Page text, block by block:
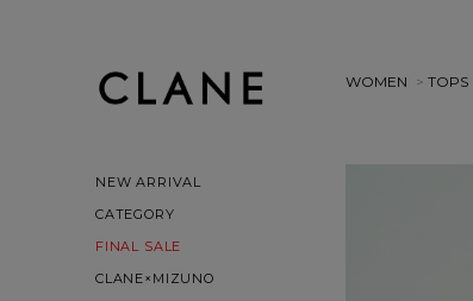
NEW ARRIVAL
CATEGORY
FINAL SALE
CLANE×MIZUNO
WOMEN > TOPS